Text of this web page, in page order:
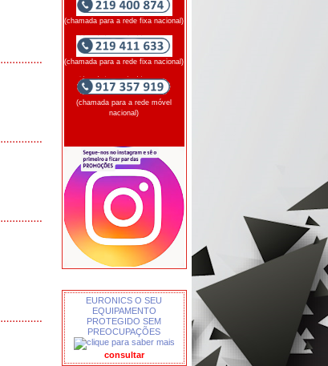
(chamada para a rede fixa nacional)
(chamada para a rede fixa nacional)
(chamada para a rede móvel
nacional)
EURONICS O SEU
EQUIPAMENTO
PROTEGIDO SEM
PREOCUPAÇÕES
consultar